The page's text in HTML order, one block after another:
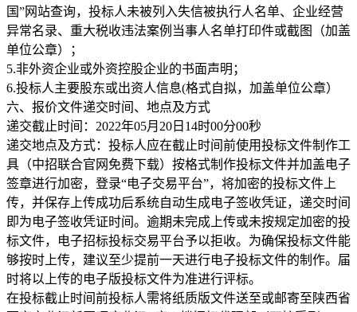
国”网站查询，投标人未被列入失信被执行人名单、企业经营
异常名录、重大税收违法案例当事人名单打印件或截图（加盖
单位公章）；
5.非外资企业或外资控股企业的书面声明；
6.投标人主要股东或出资人信息(格式自拟，加盖单位公章）
六、报价文件递交时间、地点及方式
递交截止时间：2022年05月20日14时00分00秒
递交地点及方式：投标人应在截止时间前使用投标文件制作工
具（中招联合官网免费下载）按格式制作投标文件并加盖电子
签章进行加密，登录“电子交易平台”，将加密的投标文件上
传，并保存上传成功后系统自动生成电子签收凭证，递交时间
即为电子签收凭证时间。逾期未完成上传或未按规定加密的投
标文件，电子招标投标交易平台予以拒收。为确保投标文件能
够按时上传，建议至少提前一天进行电子投标文件的制作。届
时将以上传的电子版投标文件为准进行评标。
在投标截止时间前投标人需将纸质版文件送至或邮寄至陕西省